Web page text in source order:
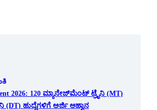
2026: 120 ಮ್ಯಾನೇಜ್‌ಮೆಂಟ್ ಟ್ರೈನಿ (MT)
(DT) ಹುದ್ದೆಗಳಿಗೆ ಅರ್ಜಿ ಆಹ್ವಾನ